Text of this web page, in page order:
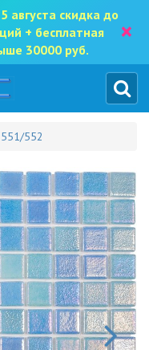
августа скидка до
+ бесплатная
30000 руб.
×
551/552